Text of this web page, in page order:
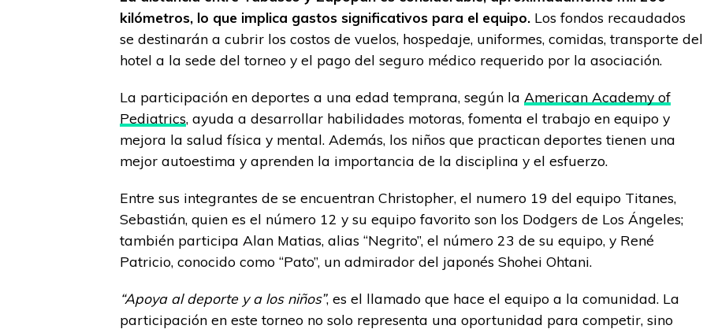
kilómetros, lo que implica gastos significativos para el equipo. Los fondos recaudados
se destinarán a cubrir los costos de vuelos, hospedaje, uniformes, comidas, transporte del
hotel a la sede del torneo y el pago del seguro médico requerido por la asociación.
La participación en deportes a una edad temprana, según la American Academy of
Pediatrics, ayuda a desarrollar habilidades motoras, fomenta el trabajo en equipo y
mejora la salud física y mental. Además, los niños que practican deportes tienen una
mejor autoestima y aprenden la importancia de la disciplina y el esfuerzo.
Entre sus integrantes de se encuentran Christopher, el numero 19 del equipo Titanes,
Sebastián, quien es el número 12 y su equipo favorito son los Dodgers de Los Ángeles;
también participa Alan Matias, alias “Negrito”, el número 23 de su equipo, y René
Patricio, conocido como “Pato”, un admirador del japonés Shohei Ohtani.
“Apoya al deporte y a los niños”, es el llamado que hace el equipo a la comunidad. La
participación en este torneo no solo representa una oportunidad para competir, sino